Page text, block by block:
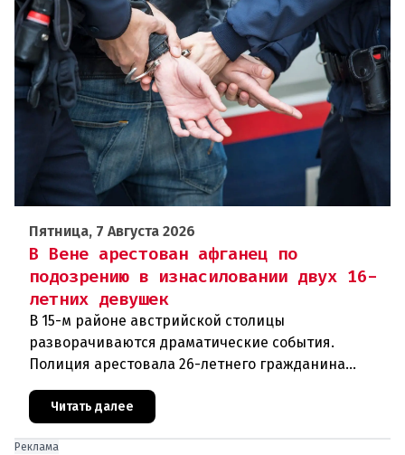
Пятница, 7 Августа 2026
В Вене арестован афганец по
подозрению в изнасиловании двух 16-
летних девушек
В 15-м районе австрийской столицы
разворачиваются драматические события.
Полиция арестовала 26-летнего гражданина
Афганистана по подозрению в изнасиловании
двух 16-летних девушек.Вызов полиции и задер
Читать далее
Реклама